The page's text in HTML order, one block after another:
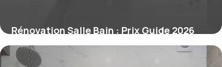
Rénovation Salle Bain : Prix Guide 2026
28 juin 2026